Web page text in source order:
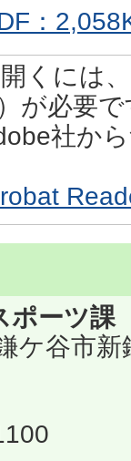
：
くには
が必要
社か
ポーツ
ケ谷市